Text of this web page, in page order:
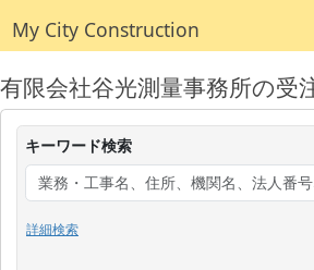
My City Construction
有限会社谷光測量事務所の受
キーワード検索
詳細検索